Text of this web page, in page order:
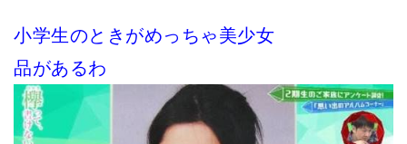
小学生のときがめっちゃ美少女
品があるわ